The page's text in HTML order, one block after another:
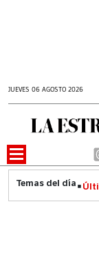
JUEVES 06 AGOSTO 2026